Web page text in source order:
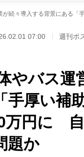
07:00 週刊ポ
やバス運
手厚い補
万円に 自
題か